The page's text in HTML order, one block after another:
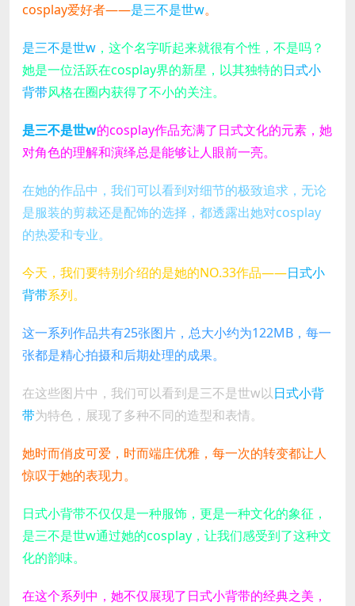
cosplay爱好者——是三不是世w。
是三不是世w ，这个名字听起来就很有个性，不是吗？
她是一位活跃在cosplay界的新星，以其独特的日式小
背带风格在圈内获得了不小的关注。
是三不是世w的cosplay作品充满了日式文化的元素，她
对角色的理解和演绎总是能够让人眼前一亮。
在她的作品中，我们可以看到对细节的极致追求，无论
是服装的剪裁还是配饰的选择，都透露出她对cosplay
的热爱和专业。
今天，我们要特别介绍的是她的NO.33作品——日式小
背带系列。
这一系列作品共有25张图片，总大小约为122MB，每一
张都是精心拍摄和后期处理的成果。
在这些图片中，我们可以看到是三不是世w以日式小背
带为特色，展现了多种不同的造型和表情。
她时而俏皮可爱，时而端庄优雅，每一次的转变都让人
惊叹于她的表现力。
日式小背带不仅仅是一种服饰，更是一种文化的象征，
是三不是世w通过她的cosplay，让我们感受到了这种文
化的韵味。
在这个系列中，她不仅展现了日式小背带的经典之美，